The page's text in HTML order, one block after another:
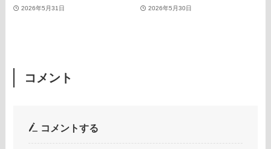
2026年5月31日 2026年5月30日
コメント
コメントする